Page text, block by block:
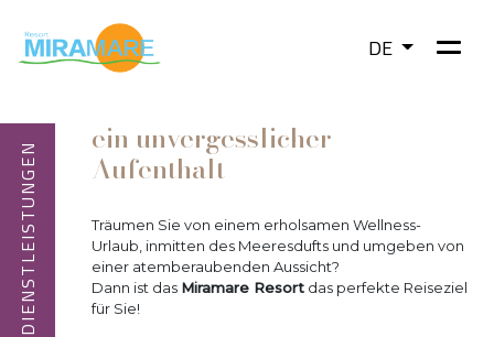
DE
DIENSTLEISTUNGEN
ein unvergesslicher
Aufenthalt
Träumen Sie von einem erholsamen Wellness-
Urlaub, inmitten des Meeresdufts und umgeben von
einer atemberaubenden Aussicht?
Dann ist das Miramare Resortdas perfekte Reiseziel
für Sie!